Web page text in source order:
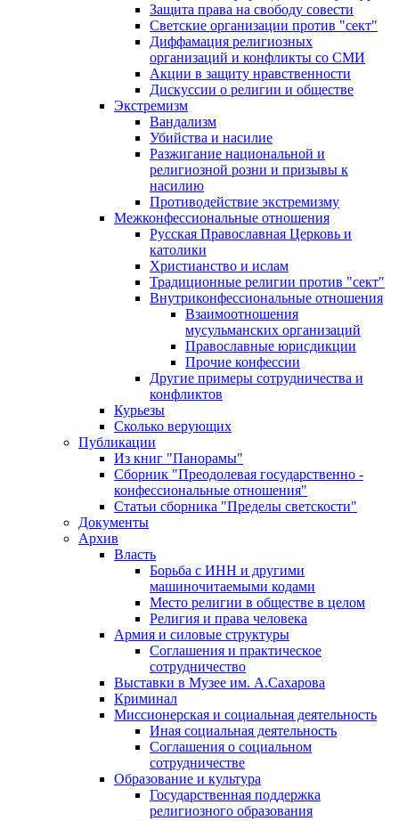
Защита права на свободу совести
Светские организации против "сект"
Диффамация религиозных
организаций и конфликты со СМИ
Акции в защиту нравственности
Дискуссии о религии и обществе
Экстремизм
Вандализм
Убийства и насилие
Разжигание национальной и
религиозной розни и призывы к
насилию
Противодействие экстремизму
Межконфессиональные отношения
Русская Православная Церковь и
католики
Христианство и ислам
Традиционные религии против "сект"
Внутриконфессиональные отношения
Взаимоотношения
мусульманских организаций
Православные юрисдикции
Прочие конфессии
Другие примеры сотрудничества и
конфликтов
Курьезы
Сколько верующих
Публикации
Из книг "Панорамы"
Сборник "Преодолевая государственно -
конфессиональные отношения"
Статьи сборника "Пределы светскости"
Документы
Архив
Власть
Борьба с ИНН и другими
машиночитаемыми кодами
Место религии в обществе в целом
Религия и права человека
Армия и силовые структуры
Соглашения и практическое
сотрудничество
Выставки в Музее им. А.Сахарова
Криминал
Миссионерская и социальная деятельность
Иная социальная деятельность
Соглашения о социальном
сотрудничестве
Образование и культура
Государственная поддержка
религиозного образования